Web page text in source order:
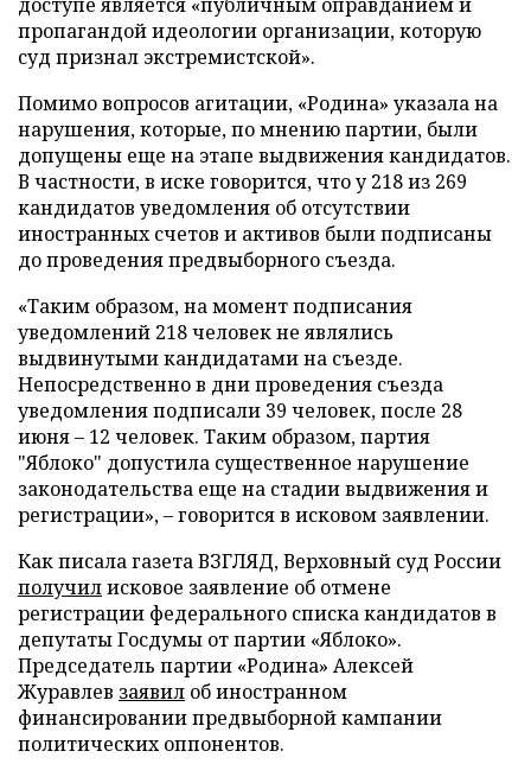
пропагандой идеологии организации, которую
суд признал экстремистской».
Помимо вопросов агитации, «Родина» указала на
нарушения, которые, по мнению партии, были
допущены еще на этапе выдвижения кандидатов.
В частности, в иске говорится, что у 218 из 269
кандидатов уведомления об отсутствии
иностранных счетов и активов были подписаны
до проведения предвыборного съезда.
«Таким образом, на момент подписания
уведомлений 218 человек не являлись
выдвинутыми кандидатами на съезде.
Непосредственно в дни проведения съезда
уведомления подписали 39 человек, после 28
июня – 12 человек. Таким образом, партия
"Яблоко" допустила существенное нарушение
законодательства еще на стадии выдвижения и
регистрации», – говорится в исковом заявлении.
Как писала газета ВЗГЛЯД, Верховный суд России
получилисковое заявление об отмене
регистрации федерального списка кандидатов в
депутаты Госдумы от партии «Яблоко».
Председатель партии «Родина» Алексей
Журавлев заявил об иностранном
финансировании предвыборной кампании
политических оппонентов.